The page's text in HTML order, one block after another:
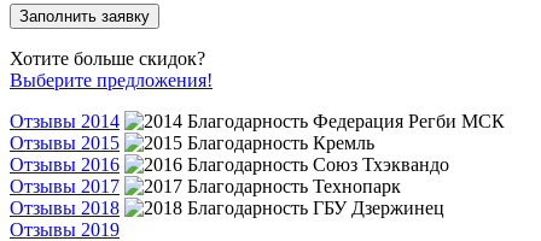
Заполнить заявку
Хотите больше скидок?
Выберите предложения!
Отзывы 2014
Отзывы 2015
Отзывы 2016
Отзывы 2017
Отзывы 2018
Отзывы 2019